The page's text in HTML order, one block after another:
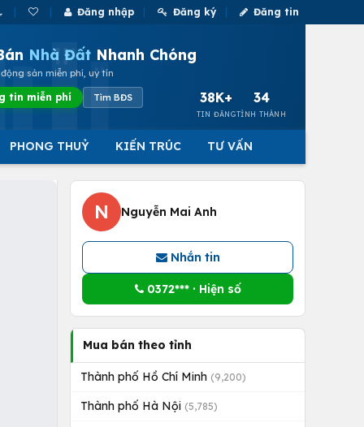
Đăng nhập Đăng ký Đăng tin
Nhà Đất Nhanh Chóng
sản miễn phí, uy tín
tin miễn phí Tìm BĐS 38K+
TIN ĐĂNG
34
TỈNH THÀNH
PHONG THUỶ KIẾN TRÚC TƯ VẤN
N Nguyễn Mai Anh
Nhắn tin
0372*** · Hiện số
Mua bán theo tỉnh
Thành phố Hồ Chí Minh (9,200)
Thành phố Hà Nội (5,785)